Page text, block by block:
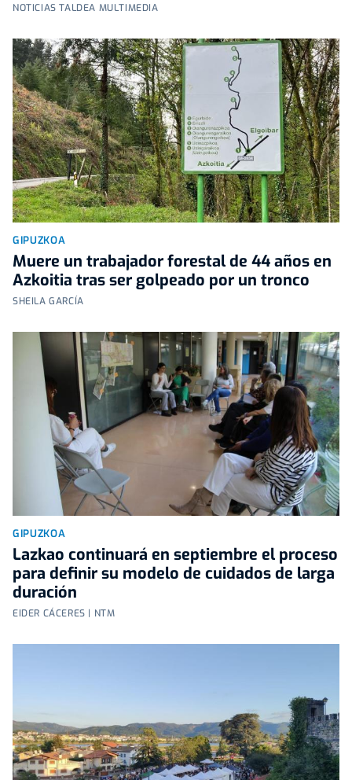
NOTICIAS TALDEA MULTIMEDIA
GIPUZKOA
Muere un trabajador forestal de 44 años en
Azkoitia tras ser golpeado por un tronco
SHEILA GARCÍA
GIPUZKOA
Lazkao continuará en septiembre el proceso
para definir su modelo de cuidados de larga
duración
EIDER CÁCERES | NTM